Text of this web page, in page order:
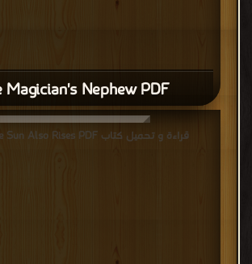
Magician's Nephew PDF
قراءة و تحميل كتاب The Sun Also Rises PDF مجانا